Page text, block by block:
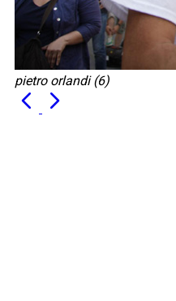
pietro orlandi (6)